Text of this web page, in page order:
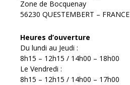
Zone de Bocquenay
56230 QUESTEMBERT – FRANCE
Heures d’ouverture
Du lundi au Jeudi :
8h15 – 12h15 / 14h00 – 18h00
Le Vendredi :
8h15 – 12h15 / 14h00 – 17h00